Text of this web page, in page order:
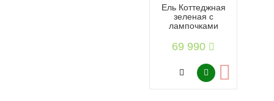
Ель Коттеджная
зеленая с
лампочками
69 990